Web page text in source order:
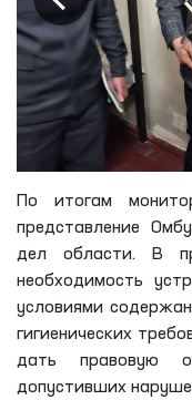
По итогам
представление
дел области. В
необходимость
условиями
гигиенических
дать правовую
допустивших